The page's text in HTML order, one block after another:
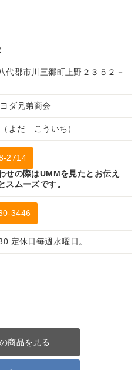
代郡市川三郷町上野２３５２－
ダ兄弟商会
よだ こういち）
2714
せの際はUMMを見たとお伝え
スムーズです。
3446
定休日毎週水曜日。
商品を見る